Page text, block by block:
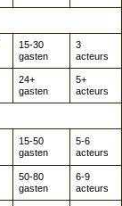
15-30
gasten
3
acteurs
24+
gasten
5+
acteurs
15-50
gasten
5-6
acteurs
50-80
gasten
6-9
acteurs